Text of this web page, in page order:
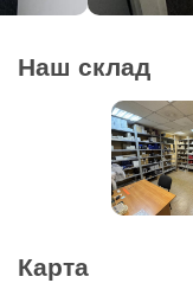
Наш склад
Карта